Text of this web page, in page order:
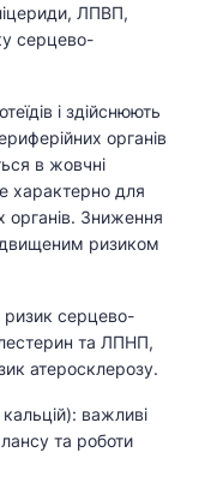
ЛПВП,
серцево-
і здійснюють
органів
в жовчні
характерно для
органів. Зниження
ризиком
ризик серцево-
та ЛПНП,
атеросклерозу.
важливі
та роботи